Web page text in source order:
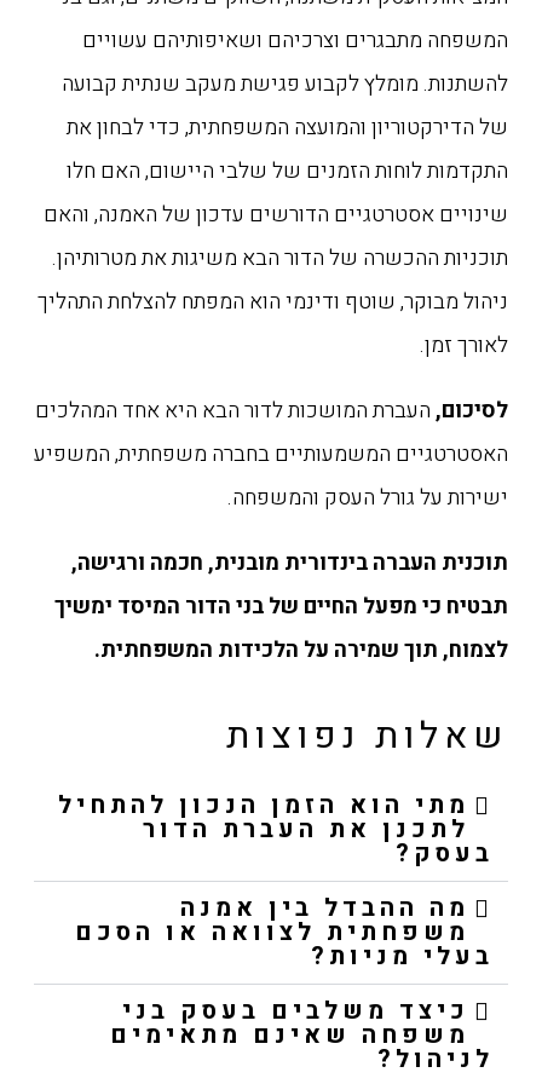
המשפחה מתבגרים וצרכיהם ושאיפותיהם עשויים
להשתנות. מומלץ לקבוע פגישת מעקב שנתית קבועה
של הדירקטוריון והמועצה המשפחתית, כדי לבחון את
התקדמות לוחות הזמנים של שלבי היישום, האם חלו
שינויים אסטרטגיים הדורשים עדכון של האמנה, והאם
תוכניות ההכשרה של הדור הבא משיגות את מטרותיהן.
ניהול מבוקר, שוטף ודינמי הוא המפתח להצלחת התהליך
לאורך זמן.
לסיכום,העברת המושכות לדור הבא היא אחד המהלכים
האסטרטגיים המשמעותיים בחברה משפחתית, המשפיע
ישירות על גורל העסק והמשפחה.
תוכנית העברה בינדורית מובנית, חכמה ורגישה,
תבטיח כי מפעל החיים של בני הדור המיסד ימשיך
לצמוח, תוך שמירה על הלכידות המשפחתית.
שאלות נפוצות
מתי הוא הזמן הנכון להתחיל
לתכנן את העברת הדור
בעסק?
מה ההבדל בין אמנה
משפחתית לצוואה או הסכם
בעלי מניות?
כיצד משלבים בעסק בני
משפחה שאינם מתאימים
לניהול?